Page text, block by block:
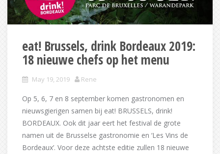
eat! Brussels, drink Bordeaux 2019:
18 nieuwe chefs op het menu
May 19, 2019 Rene
Op 5, 6, 7 en 8 september komen gastronomen en
nieuwsgierigen samen bij eat! BRUSSELS, drink!
BORDEAUX. Ook dit jaar eert het festival de grote
namen uit de Brusselse gastronomie en ‘Les Vins de
Bordeaux’. Voor deze achtste editie zullen 18 nieuwe